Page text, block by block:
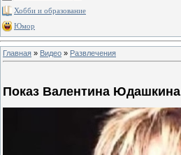
Хобби и образование
Юмор
Главная » Видео » Развлечения
Показ Валентина Юдашкина